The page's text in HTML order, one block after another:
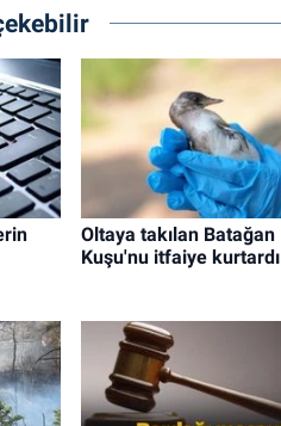
Oltaya takılan Batağan
Kuşu'nu itfaiye kurtardı